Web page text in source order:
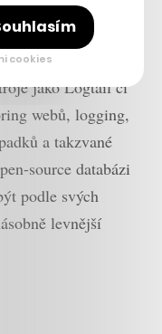
vyplatí sledovat.
Stack sloučil do
jako Logtail či
webů, logging,
a takzvané
source databázi
podle svých
levnější
cookies